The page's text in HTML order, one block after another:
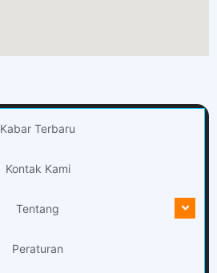
Kabar Terbaru
Kontak Kami
Tentang
Peraturan